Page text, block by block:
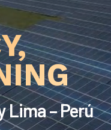
Lima – Perú